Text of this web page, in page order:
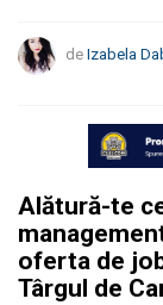
de Izabela
Alătură-te
oferta de
Târgul de